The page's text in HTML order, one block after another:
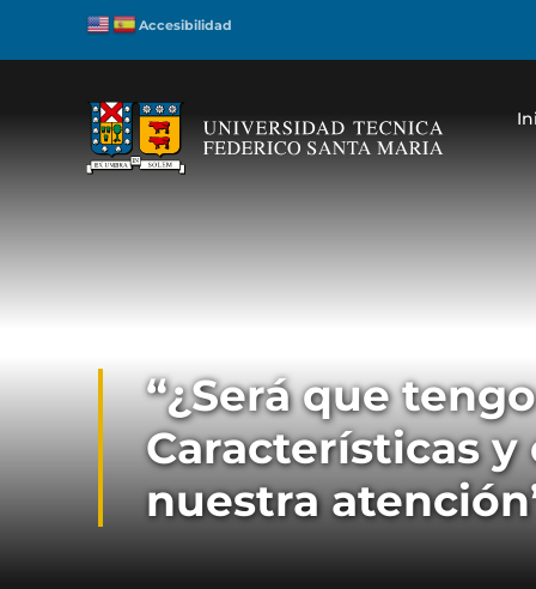
Accesibilidad
“¿Será que
Características y
nuestra